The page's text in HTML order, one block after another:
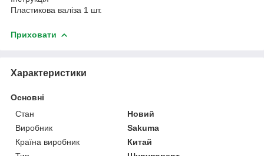
Пластикова валіза 1 шт.
Приховати
Характеристики
Основні
Стан
Новий
Виробник
Sakuma
Країна виробник
Китай